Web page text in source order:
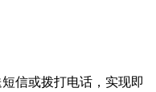
信或拨打电话，实现即